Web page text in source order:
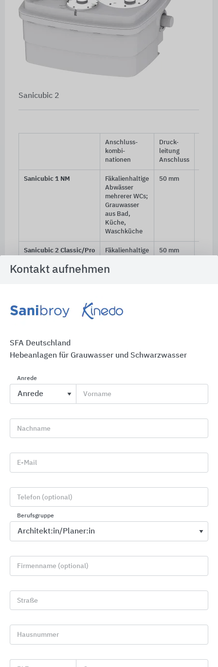
Sanicubic 2
Anschluss-
kombi-
nationen
Druck-
leitung
Anschluss
Sanicubic 1 NM
Fäkalienhaltige
Abwässer
mehrerer WCs;
Grauwasser
aus Bad,
Küche,
Waschküche
50 mm
Sanicubic 2 Classic/Pro
Fäkalienhaltige
mehrerer WCs;
50 mm
Sanicubic VX
Sanicubic 1 VXundSanicubic 2 VXeignen sich
für
sanitäre Einrichtungen in Bars, Restaurants
Hotels, Campingplätze, Büros oder Geschäfte
Kontakt aufnehmen
SFA Deutschland
Hebeanlagen für Grauwasser und Schwarzwasser
Anrede
Vorname
Nachname
E-Mail
Telefon (optional)
Berufsgruppe
Firmenname (optional)
Straße
Hausnummer